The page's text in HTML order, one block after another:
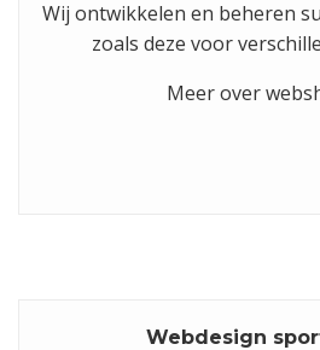
Wij ontwikkelen en beheren
zoals deze voor
Meer over
Webdesign